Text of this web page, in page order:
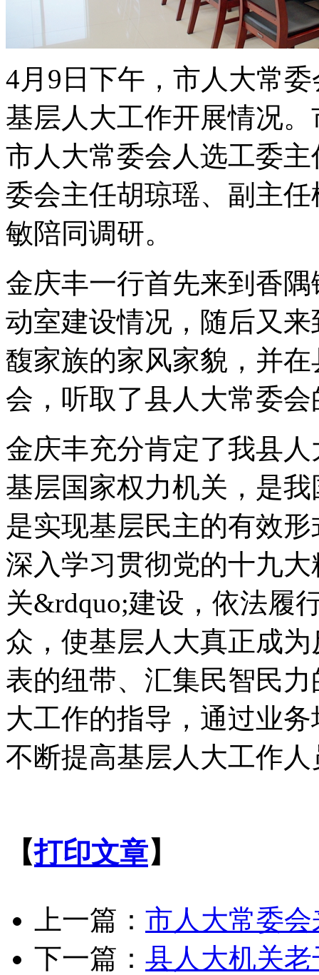
4月9日下午，市人大常
基层人大工作开展情况
市人大常委会人选工委
委会主任胡琼瑶、副主
敏陪同调研。
金庆丰一行首先来到香
动室建设情况，随后又
馥家族的家风家貌，并
会，听取了县人大常委
金庆丰充分肯定了我县
基层国家权力机关，是
是实现基层民主的有效
深入学习贯彻党的十九
关&rdquo;建设，依法履
众，使基层人大真正成
表的纽带、汇集民智民
大工作的指导，通过业
不断提高基层人大工作
【打印文章】
上一篇： 市人大常委
下一篇： 县人大机关